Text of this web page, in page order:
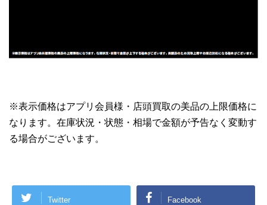
※表示価格はアプリ会員様・店頭買取の美品の上限価格に
なります。在庫状況・状態・相場で金額が予告なく変動す
る場合がございます。
Twitter Facebook